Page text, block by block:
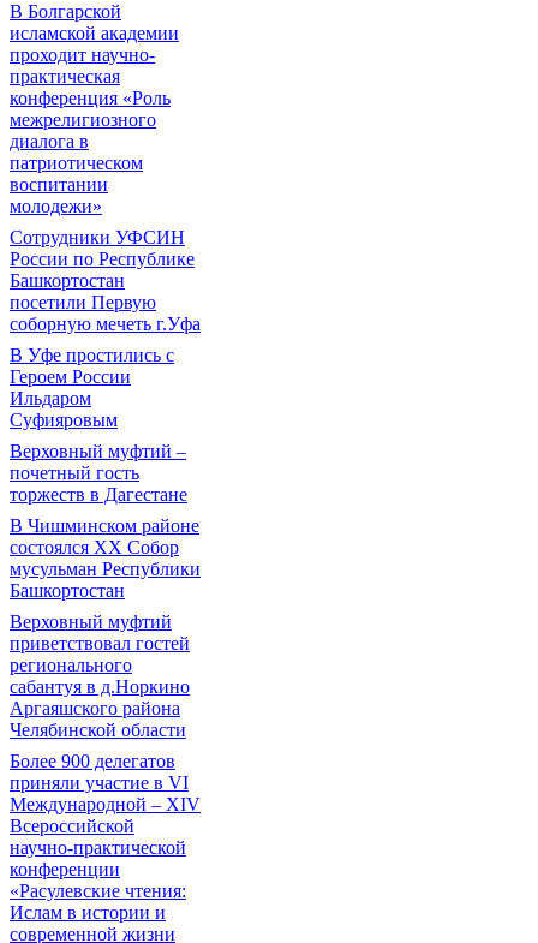
В Болгарской
исламской академии
проходит научно-
практическая
конференция «Роль
межрелигиозного
диалога в
патриотическом
воспитании
молодежи»
Сотрудники УФСИН
России по Республике
Башкортостан
посетили Первую
соборную мечеть г.Уфа
В Уфе простились с
Героем России
Ильдаром
Суфияровым
Верховный муфтий –
почетный гость
торжеств в Дагестане
В Чишминском районе
состоялся XX Собор
мусульман Республики
Башкортостан
Верховный муфтий
приветствовал гостей
регионального
сабантуя в д.Норкино
Аргаяшского района
Челябинской области
Более 900 делегатов
приняли участие в VI
Международной – ХIV
Всероссийской
научно-практической
конференции
«Расулевские чтения:
Ислам в истории и
современной жизни